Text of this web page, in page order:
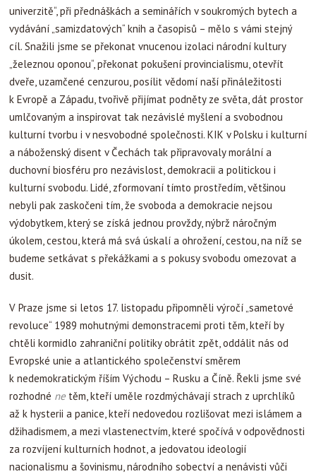
univerzitě“, při přednáškách a seminářích v soukromých bytech a
vydávání „samizdatových“ knih a časopisů – mělo s vámi stejný
cíl. Snažili jsme se překonat vnucenou izolaci národní kultury
„železnou oponou“, překonat pokušení provincialismu, otevřít
dveře, uzamčené cenzurou, posílit vědomí naší přináležitosti
k Evropě a Západu, tvořivě přijímat podněty ze světa, dát prostor
umlčovaným a inspirovat tak nezávislé myšlení a svobodnou
kulturní tvorbu i v nesvobodné společnosti. KIK v Polsku i kulturní
a náboženský disent v Čechách tak připravovaly morální a
duchovní biosféru pro nezávislost, demokracii a politickou i
kulturní svobodu. Lidé, zformovaní tímto prostředím, většinou
nebyli pak zaskočeni tím, že svoboda a demokracie nejsou
výdobytkem, který se získá jednou provždy, nýbrž náročným
úkolem, cestou, která má svá úskalí a ohrožení, cestou, na níž se
budeme setkávat s překážkami a s pokusy svobodu omezovat a
dusit.
V Praze jsme si letos 17. listopadu připomněli výročí „sametové
revoluce“ 1989 mohutnými demonstracemi proti těm, kteří by
chtěli kormidlo zahraniční politiky obrátit zpět, oddálit nás od
Evropské unie a atlantického společenství směrem
k nedemokratickým říším Východu – Rusku a Číně. Řekli jsme své
rozhodné ne těm, kteří uměle rozdmýchávají strach z uprchlíků
až k hysterii a panice, kteří nedovedou rozlišovat mezi islámem a
džihadismem, a mezi vlastenectvím, které spočívá v odpovědnosti
za rozvíjení kulturních hodnot, a jedovatou ideologií
nacionalismu a šovinismu, národního sobectví a nenávisti vůči